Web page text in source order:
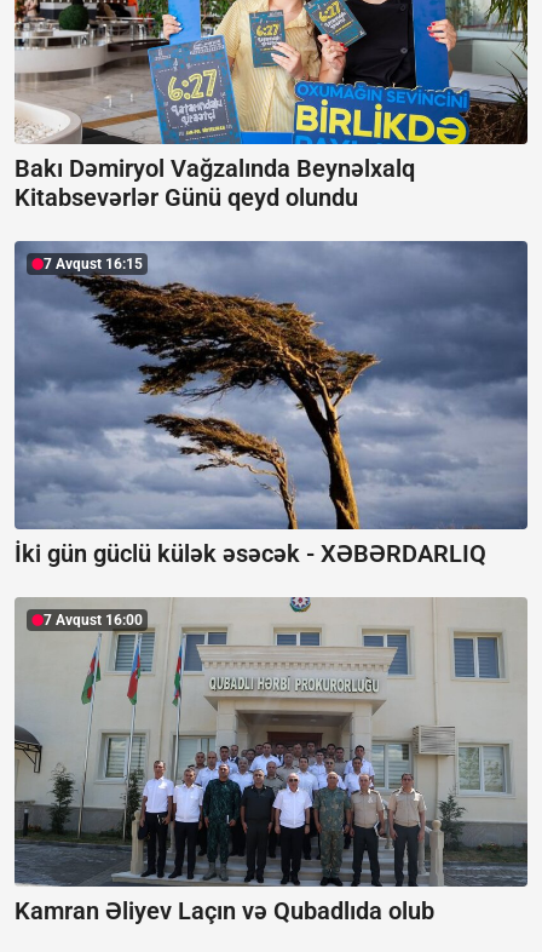
Bakı Dəmiryol Vağzalında Beynəlxalq
Kitabsevərlər Günü qeyd olundu
7 Avqust 16:15
İki gün güclü külək əsəcək - XƏBƏRDARLIQ
7 Avqust 16:00
Kamran Əliyev Laçın və Qubadlıda olub